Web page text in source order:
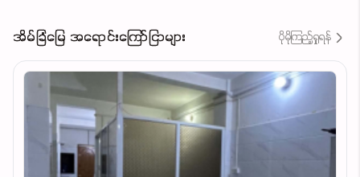
အိမ်ခြံမြေ အရောင်းကြော်ငြာများ ပိုမိုကြည့်ရှုရန်